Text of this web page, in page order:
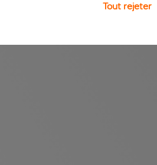
Tout rejeter